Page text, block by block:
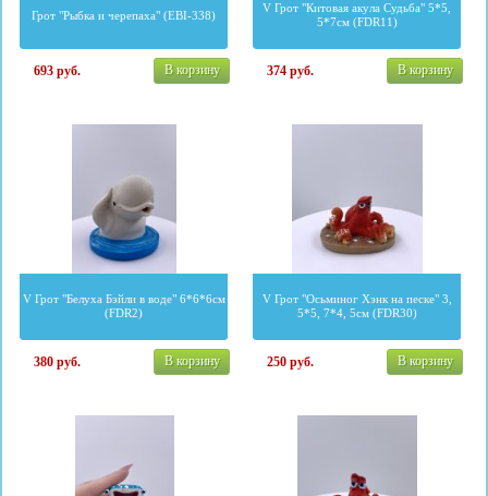
Грот "Рыбка и черепаха" (EBI-338)
693руб. В корзину
V Грот "Китовая акула Судьба" 5*5,
5*7см (FDR11)
374руб. В корзину
V Грот "Белуха Бэйли в воде" 6*6*6см
(FDR2)
380руб. В корзину
V Грот "Осьминог Хэнк на песке" 3,
5*5, 7*4, 5см (FDR30)
250руб. В корзину